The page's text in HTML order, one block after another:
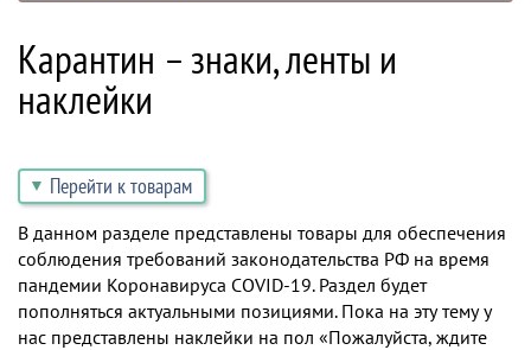
Сотрудничество
Партнерам
Обзоры
Контакты
ПН - ЧТ:
ПТ:
СБ, ВС:
Карантин – знаки, ленты и
наклейки
Перейти к товарам
В данном разделе представлены товары для обеспечения
соблюдения требований законодательства РФ на время
пандемии Коронавируса COVID-19. Раздел будет
пополняться актуальными позициями. Пока на эту тему у
нас представлены наклейки на пол «Пожалуйста, ждите